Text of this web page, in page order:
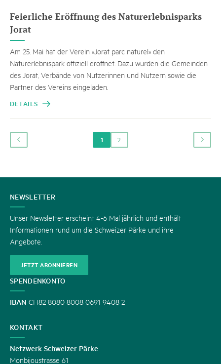
Feierliche Eröffnung des Naturerlebnisparks
Jorat
Am 25. Mai hat der Verein «Jorat parc naturel» den
Naturerlebnispark offiziell eröffnet. Dazu wurden die Gemeinden
des Jorat, Verbände von Nutzerinnen und Nutzern sowie die
Partner des Vereins eingeladen.
DETAILS
1 2
KONTAKT
NEWSLETTER
Unser Newsletter erscheint 4-6 Mal jährlich und enthält
Informationen rund um die Schweizer Pärke und ihre
Angebote.
JETZT ABONNIEREN
SPENDENKONTO
IBAN CH82 8080 8008 0691 9408 2
KONTAKT
Netzwerk Schweizer Pärke
Monbijoustrasse 61